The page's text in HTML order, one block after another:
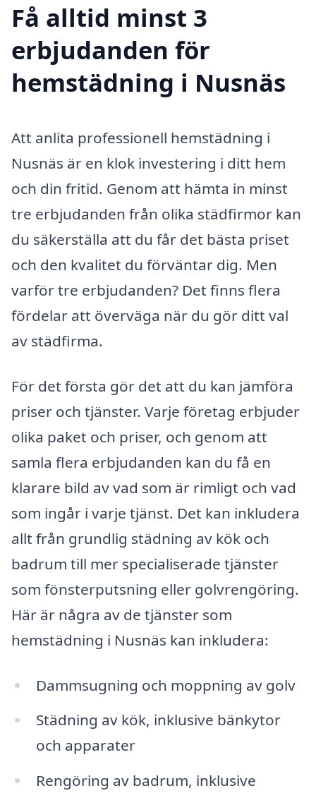
Få alltid minst 3
erbjudanden för
hemstädning i Nusnäs
Att anlita professionell hemstädning i
Nusnäs är en klok investering i ditt hem
och din fritid. Genom att hämta in minst
tre erbjudanden från olika städfirmor kan
du säkerställa att du får det bästa priset
och den kvalitet du förväntar dig. Men
varför tre erbjudanden? Det finns flera
fördelar att överväga när du gör ditt val
av städfirma.
För det första gör det att du kan jämföra
priser och tjänster. Varje företag erbjuder
olika paket och priser, och genom att
samla flera erbjudanden kan du få en
klarare bild av vad som är rimligt och vad
som ingår i varje tjänst. Det kan inkludera
allt från grundlig städning av kök och
badrum till mer specialiserade tjänster
som fönsterputsning eller golvrengöring.
Här är några av de tjänster som
hemstädning i Nusnäs kan inkludera:
Dammsugning och moppning av golv
Städning av kök, inklusive bänkytor
och apparater
Rengöring av badrum, inklusive